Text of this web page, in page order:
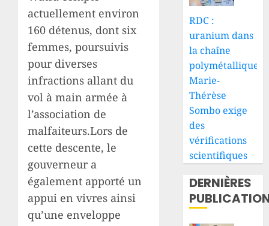
actuellement environ
160 détenus, dont six
femmes, poursuivis
pour diverses
infractions allant du
vol à main armée à
l’association de
malfaiteurs.Lors de
cette descente, le
gouverneur a
également apporté un
appui en vivres ainsi
qu’une enveloppe
RDC :
uranium dans
la chaîne
polymétallique,
Marie-
Thérèse
Sombo exige
des
vérifications
scientifiques
DERNIÈRES